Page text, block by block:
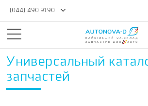
(044) 490 9190
Универсальный
запчастей